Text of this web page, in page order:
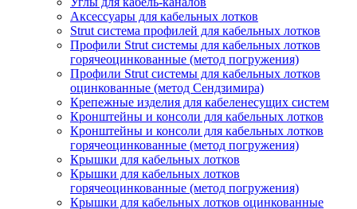
Аксессуары для кабельных лотков
Strut система профилей для кабельных лотков
Профили Strut системы для кабельных лотков
горячеоцинкованные (метод погружения)
Профили Strut системы для кабельных лотков
оцинкованные (метод Сендзимира)
Крепежные изделия для кабеленесущих систем
Кронштейны и консоли для кабельных лотков
Кронштейны и консоли для кабельных лотков
горячеоцинкованные (метод погружения)
Крышки для кабельных лотков
Крышки для кабельных лотков
горячеоцинкованные (метод погружения)
Крышки для кабельных лотков оцинкованные